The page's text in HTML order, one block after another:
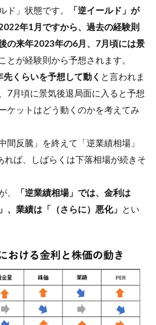
ド」状態です。
「逆イールド」が
年1月ですから、過去の経験則
の来年2023年の6月、7月頃には景
とが経験則から予想されます。
くらいを予想して動く と言われま
7月頃に景気後退局面に入ると予想
ケットはどう動くのかを考えてみ
間反騰」を終えて「逆業績相場」
ば、しばらくは下落相場が続きそ
、
「逆業績相場」では、金利は
、業績は「（さらに）悪化」 とい